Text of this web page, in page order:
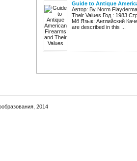
Guide to Antique
Автор: By Norm
Their Values Год : 1983
Мб Язык: Английский
are described in this ...
2014